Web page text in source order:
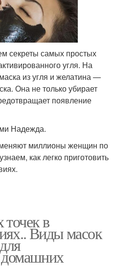
секреты самых простых
угля. На
из угля и желатина —
Она не только убирает
появление
Надежда.
миллионы женщин по
как легко приготовить
в
Виды масок
домашних